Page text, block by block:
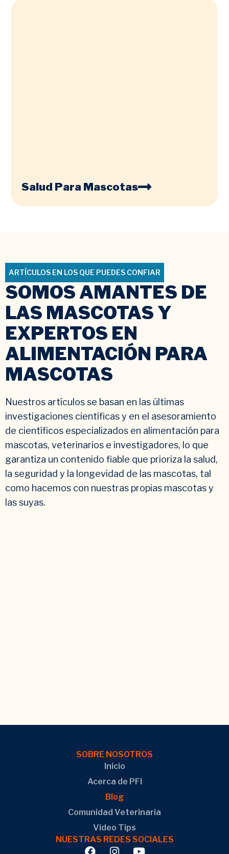
Salud Para Mascotas
ARTÍCULOS EN LOS QUE PUEDES CONFIAR
SOMOS AMANTES DE
LAS MASCOTAS Y
EXPERTOS EN
ALIMENTACIÓN PARA
MASCOTAS
Nuestros artículos se basan en las últimas
investigaciones científicas y en el asesoramiento
de científicos especializados en alimentación para
mascotas, veterinarios e investigadores, lo que
garantiza un contenido fiable que prioriza la salud,
la seguridad y la longevidad de las mascotas, tal
como hacemos con nuestras propias mascotas y
las suyas.
SOBRE NOSOTROS
Inicio
Acerca de PFI
Blog
Comunidad Veterinaria
Video Tips
NUESTRAS REDES SOCIALES